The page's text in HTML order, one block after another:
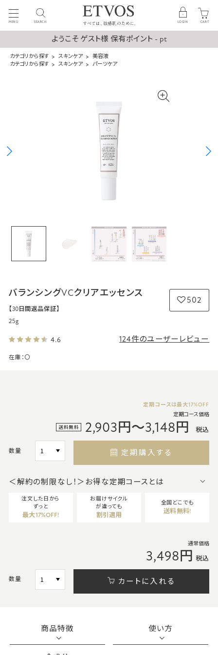
MENU SEARCH LOGIN CART
ようこそ ゲスト様 保有ポイント - pt
カテゴリから探す スキンケア
美容液
カテゴリから探す
スキンケア パーツケア
4.6 124件のユーザーレビュー
バランシングVCクリアエッセンス
502
【30日間返品保証】
25g
在庫： 〇
定期コース価格
送料無料 2,903円～3,148円 税込
定期コースは最大17%OFF
定期購入する
数量
＜解約の制限なし！＞お得な定期コースとは
注文した日から
ずっと
最大17%OFF!
お届けサイクル
が違っても
割引適用
全国どこでも
送料無料!
通常価格
3,498円 税込
カートに入れる
数量
商品特徴 使い方